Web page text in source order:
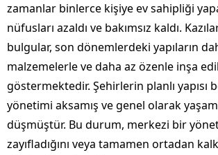
zamanlar binlerce kişiye ev sahipliği
nüfusları azaldı ve bakımsız kaldı.
bulgular, son dönemlerdeki yapıların
malzemelerle ve daha az özenle inşa
göstermektedir. Şehirlerin planlı yapısı
yönetimi aksamış ve genel olarak
düşmüştür. Bu durum, merkezi bir
zayıfladığını veya tamamen ortadan